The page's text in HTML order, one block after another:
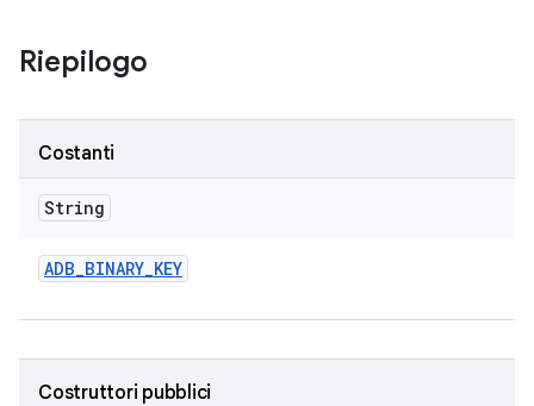
Riepilogo
Costanti
String
ADB_BINARY_KEY
Costruttori pubblici